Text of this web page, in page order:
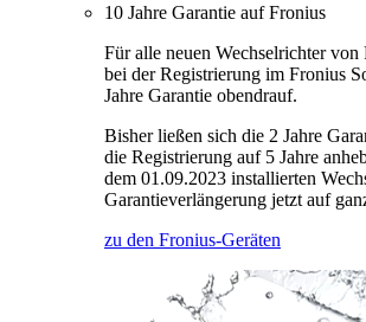
10 Jahre Garantie auf Fronius
Für alle neuen Wechselrichter von
bei der Registrierung im Fronius
Jahre Garantie obendrauf.
Bisher ließen sich die 2 Jahre
die Registrierung auf 5 Jahre
dem 01.09.2023 installierten
Garantieverlängerung jetzt auf
zu den Fronius-Geräten